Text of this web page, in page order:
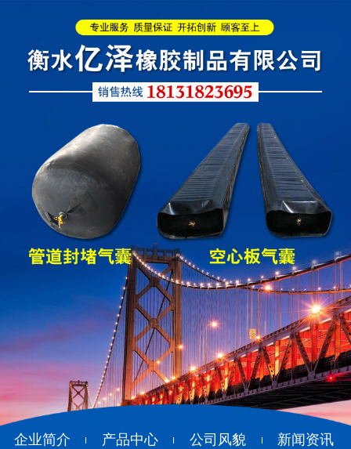
企业简介 产品中心 公司风貌 新闻资讯